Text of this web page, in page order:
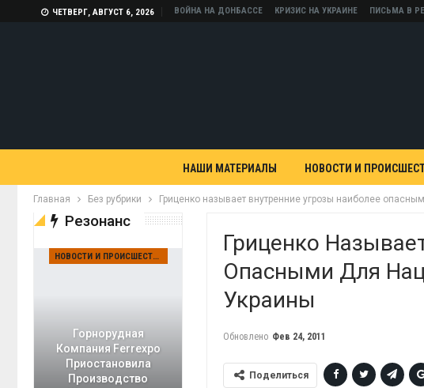
ЧЕТВЕРГ, АВГУСТ 6, 2026 ВОЙНА НА ДОНБАССЕ КРИЗИС НА УКРАИНЕ ПИСЬМА В
НАШИ МАТЕРИАЛЫ НОВОСТИ И
Главная Без рубрики Гриценко называет внутренние угрозы наиболее
Гриценко
Опасными Для
Украины
Обновлено Фев 24, 2011
Поделиться
Резонанс
НОВОСТИ И ПРОИСШЕСТВИЯ
Горнорудная
Компания Ferrexpo
Приостановила
Производство